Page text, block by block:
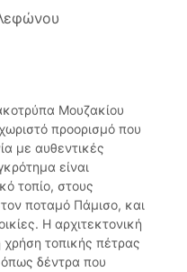
Μουζακίου
προορισμό που
με αυθεντικές
είναι
τοπίο, στους
ποταμό Πάμισο, και
Η αρχιτεκτονική
τοπικής πέτρας
όπως δέντρα που